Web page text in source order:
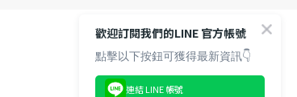
歡迎訂閱我們的LINE 官方帳號
點擊以下按鈕可獲得最新資訊👇
連結 LINE 帳號